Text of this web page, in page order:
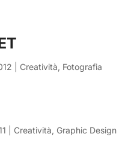
Creatività, Fotografia
Creatività, Graphic Design